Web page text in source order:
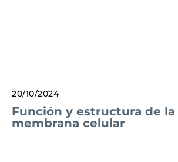
20/10/2024
Función y estructura de la
membrana celular